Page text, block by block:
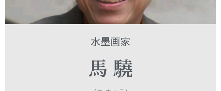
会員情報
芸術協会のアクセス
馬驍芸術ファミリー
馬驍の紹介
王荻地の紹介
馬艶の紹介
水墨画家
馬 驍